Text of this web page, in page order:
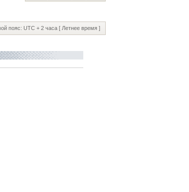
пояс: UTC + 2 часа [ Летнее время ]